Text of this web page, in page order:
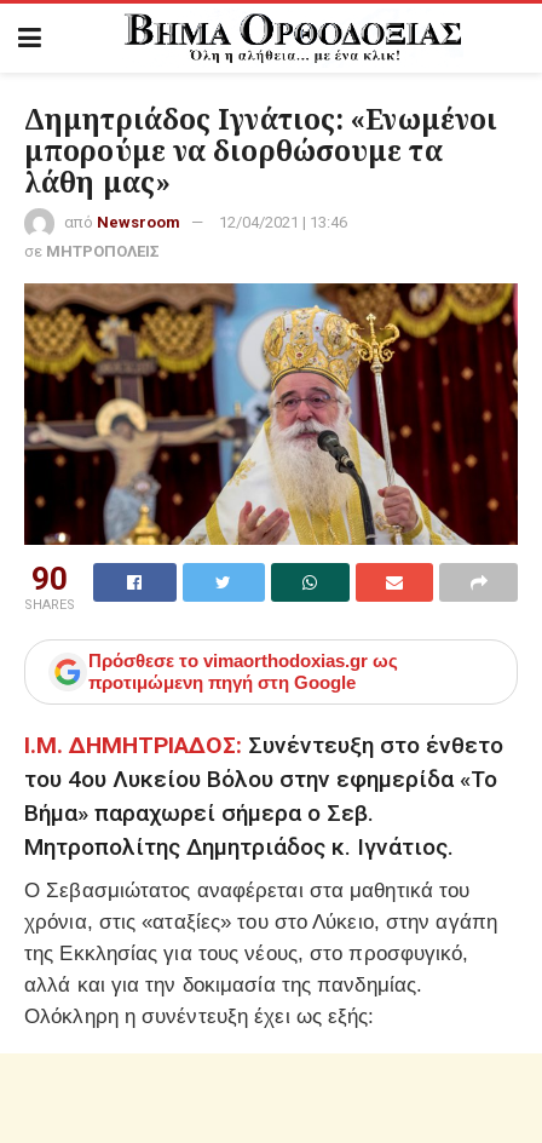
Δημητριάδος Ιγνάτιος: «Ενωμένοι
μπορούμε να διορθώσουμε τα
λάθη μας»
από Newsroom
12/04/2021 | 13:46
σε ΜΗΤΡΟΠΟΛΕΙΣ
90
SHARES
Πρόσθεσε το vimaorthodoxias.gr ως
προτιμώμενη πηγή στη Google
Ι.Μ. ΔΗΜΗΤΡΙΑΔΟΣ: Συνέντευξη στο ένθετο
του 4ου Λυκείου Βόλου στην εφημερίδα «Το
Βήμα» παραχωρεί σήμερα ο Σεβ.
Μητροπολίτης Δημητριάδος κ. Ιγνάτιος.
Ο Σεβασμιώτατος αναφέρεται στα μαθητικά του
χρόνια, στις «αταξίες» του στο Λύκειο, στην αγάπη
της Εκκλησίας για τους νέους, στο προσφυγικό,
αλλά και για την δοκιμασία της πανδημίας.
Ολόκληρη η συνέντευξη έχει ως εξής: